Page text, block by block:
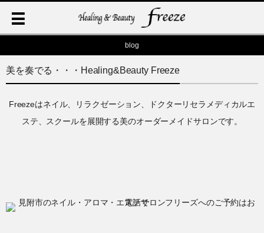
blog
美を奏でる・・・Healing&Beauty Freeze
Freezeはネイル、リラクゼーション、ドクターリセラメディカルエ
ステ、スクールを展開する美のオーダーメイドサロンです。